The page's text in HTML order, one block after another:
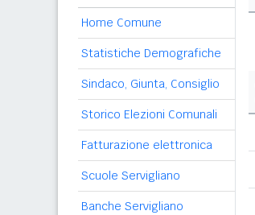
Home Comune
Statistiche Demografiche
Sindaco, Giunta, Consiglio
Storico Elezioni Comunali
Fatturazione elettronica
Scuole Servigliano
Banche Servigliano